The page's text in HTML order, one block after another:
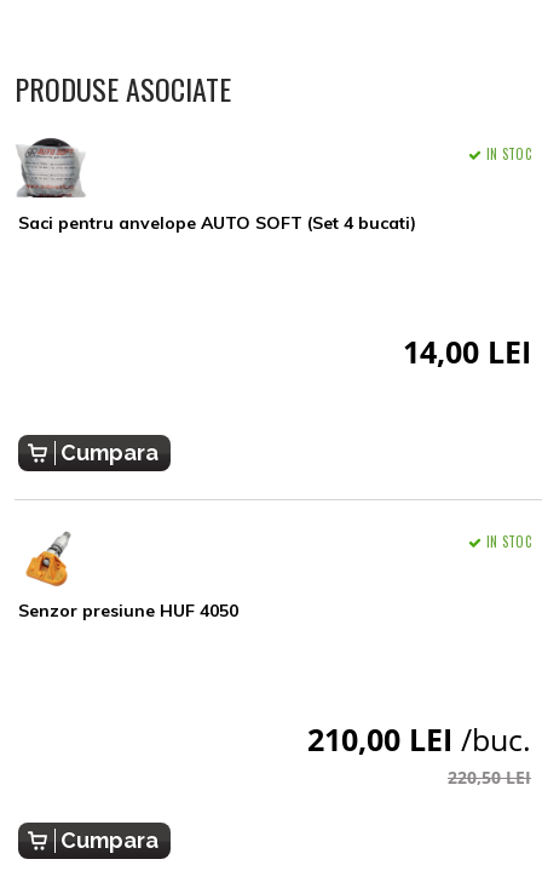
PRODUSE ASOCIATE
Saci pentru anvelope AUTO SOFT (Set 4 bucati)
IN STOC
14,00 LEI
Cumpara
Senzor presiune HUF 4050
IN STOC
210,00 LEI /buc.
220,50 LEI
Cumpara